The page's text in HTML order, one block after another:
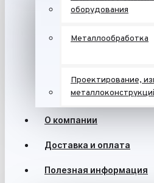
оборудования
Металлообработка
Проектирование,
О компании
Доставка и оплата
Полезная информация